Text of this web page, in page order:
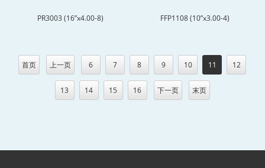
PR3003 (16”x4.00-8) FFP1108 (10”x3.00-4)
首页 上一页 6 7 8 9 10 11 12
13 14 15 16 下一页 末页